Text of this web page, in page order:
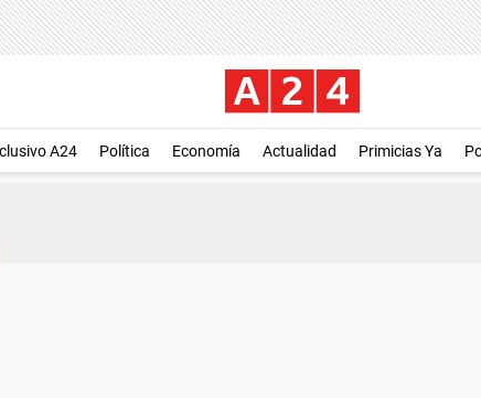
A24 Política Economía Actualidad Primicias Ya